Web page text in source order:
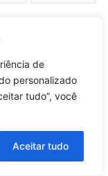
de
personalizado
tudo”, você
Aceitar tudo